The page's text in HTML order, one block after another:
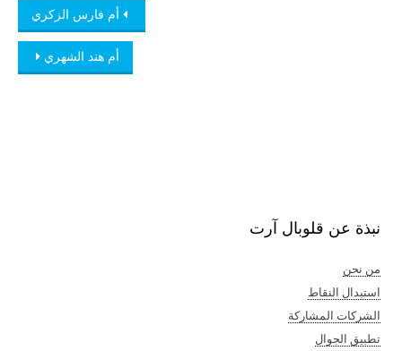
أم فارس الزكري
أم هند الشهري
نبذة عن قلوبال آرت
من نحن
استبدال النقاط
الشركات المشاركة
تطبيق الجوال